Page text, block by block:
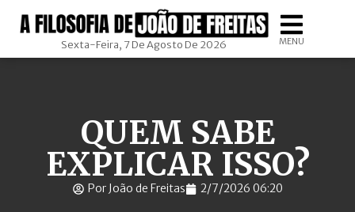
Sexta-Feira, 7 De Agosto De 2026 MENU
QUEM SABE
EXPLICAR ISSO?
Por João de Freitas 2/7/2026 06:20